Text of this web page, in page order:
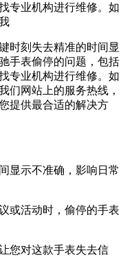
专业机构进行维修。如
时刻失去精准的时间显
手表偷停的问题，包括
专业机构进行维修。如
们网站上的服务热线，
提供最合适的解决方
显示不准确，影响日常
或活动时，偷停的手表
您对这款手表失去信